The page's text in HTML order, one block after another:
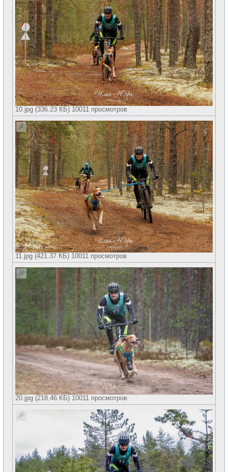
10.jpg (336.23 КБ) 10011 просмотров
11.jpg (421.37 КБ) 10011 просмотров
20.jpg (218.46 КБ) 10011 просмотров